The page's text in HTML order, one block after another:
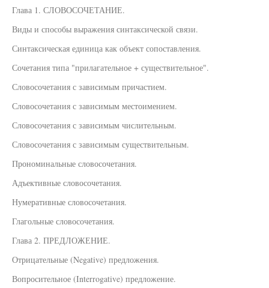
Глава 1. СЛОВОСОЧЕТАНИЕ.
Виды и способы выражения синтаксической связи.
Синтаксическая единица как объект сопоставления.
Сочетания типа "прилагательное + существительное".
Словосочетания с зависимым причастием.
Словосочетания с зависимым местоимением.
Словосочетания с зависимым числительным.
Словосочетания с зависимым существительным.
Прономинальные словосочетания.
Адъективные словосочетания.
Нумеративные словосочетания.
Глагольные словосочетания.
Глава 2. ПРЕДЛОЖЕНИЕ.
Отрицательные (Negative) предложения.
Вопросительное (Interrogative) предложение.